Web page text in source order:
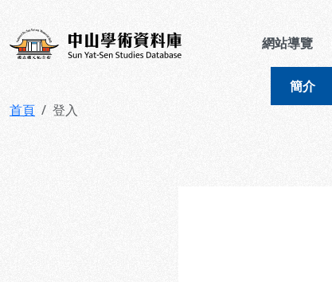
中山學術資料庫 網站導覽
簡介
首頁 登入